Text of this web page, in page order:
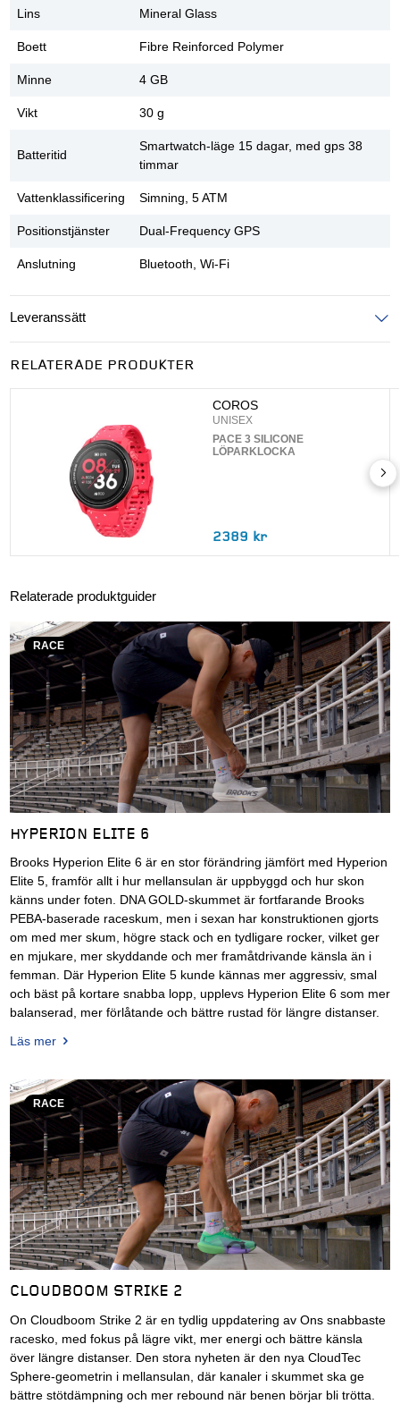
Lins Mineral Glass
Boett Fibre Reinforced Polymer
Minne 4 GB
Vikt 30 g
Batteritid
Smartwatch-läge 15 dagar, med gps 38
timmar
Vattenklassificering Simning, 5 ATM
Positionstjänster Dual-Frequency GPS
Anslutning Bluetooth, Wi-Fi
Leveranssätt
RELATERADE PRODUKTER
COROS
UNISEX
PACE 3 SILICONE
LÖPARKLOCKA
2389 kr
Relaterade produktguider
RACE
HYPERION ELITE 6
Brooks Hyperion Elite 6 är en stor förändring jämfört med Hyperion
Elite 5, framför allt i hur mellansulan är uppbyggd och hur skon
känns under foten. DNA GOLD-skummet är fortfarande Brooks
PEBA-baserade raceskum, men i sexan har konstruktionen gjorts
om med mer skum, högre stack och en tydligare rocker, vilket ger
en mjukare, mer skyddande och mer framåtdrivande känsla än i
femman. Där Hyperion Elite 5 kunde kännas mer aggressiv, smal
och bäst på kortare snabba lopp, upplevs Hyperion Elite 6 som mer
balanserad, mer förlåtande och bättre rustad för längre distanser.
Läs mer
RACE
CLOUDBOOM STRIKE 2
On Cloudboom Strike 2 är en tydlig uppdatering av Ons snabbaste
racesko, med fokus på lägre vikt, mer energi och bättre känsla
över längre distanser. Den stora nyheten är den nya CloudTec
Sphere-geometrin i mellansulan, där kanaler i skummet ska ge
bättre stötdämpning och mer rebound när benen börjar bli trötta.